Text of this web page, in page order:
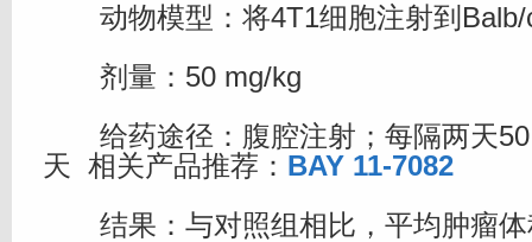
动物模型：将4T1细胞注射到Balb/
剂量：50 mg/kg
给药途径：腹腔注射；每隔两天50
天 相关产品推荐： BAY 11-7082
结果：与对照组相比，平均肿瘤体